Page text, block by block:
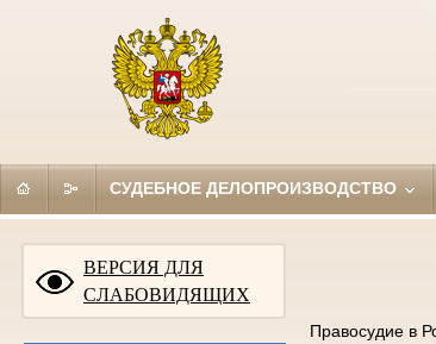
СУДЕБНОЕ ДЕЛОПРОИЗВОДСТВО
ВЕРСИЯ ДЛЯ
СЛАБОВИДЯЩИХ
Правосудие в